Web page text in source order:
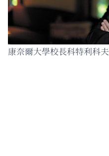
康奈爾大學校長科特利科